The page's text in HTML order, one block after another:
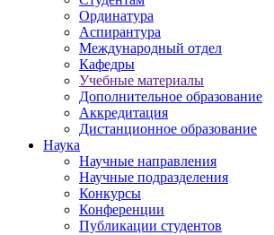
Ординатура
Аспирантура
Международный отдел
Кафедры
Учебные материалы
Дополнительное образование
Аккредитация
Дистанционное образование
Наука
Научные направления
Научные подразделения
Конкурсы
Конференции
Публикации студентов